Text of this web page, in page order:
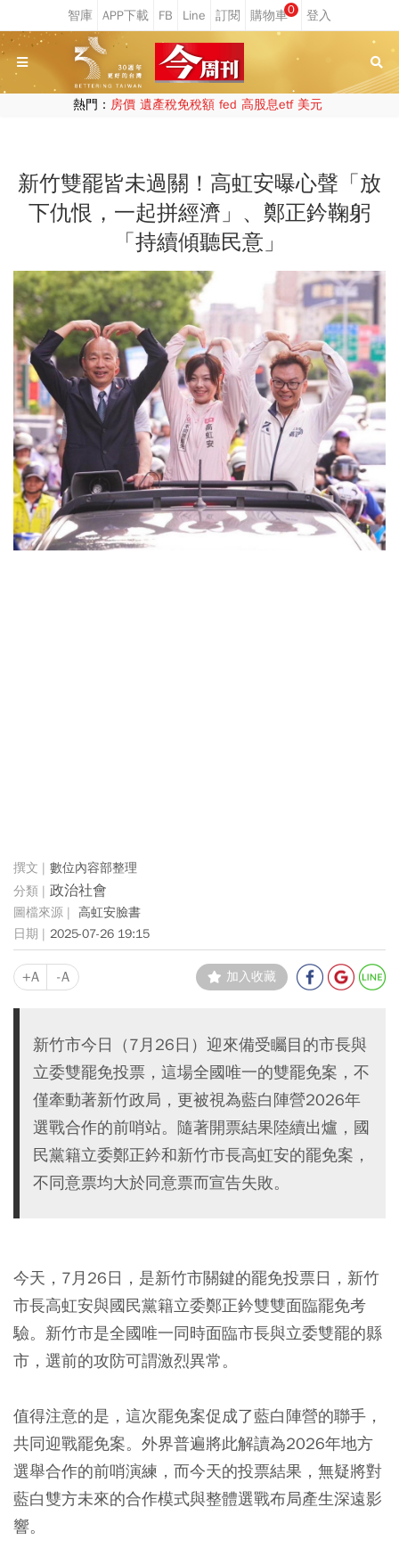
0
熱門： 房價 遺產稅免稅額 fed 高股息etf 美元
新竹雙罷皆未過關！高虹安曝心聲「放
下仇恨，一起拼經濟」、鄭正鈐鞠躬
「持續傾聽民意」
數位內容部整理
政治社會
高虹安臉書
2025-07-26 19:15
+A -A 加入收藏
新竹市今日（7月26日）迎來備受矚目的市長與
立委雙罷免投票，這場全國唯一的雙罷免案，不
僅牽動著新竹政局，更被視為藍白陣營2026年
選戰合作的前哨站。隨著開票結果陸續出爐，國
民黨籍立委鄭正鈐和新竹市長高虹安的罷免案，
不同意票均大於同意票而宣告失敗。
今天，7月26日，是新竹市關鍵的罷免投票日，新竹
市長高虹安與國民黨籍立委鄭正鈐雙雙面臨罷免考
驗。新竹市是全國唯一同時面臨市長與立委雙罷的縣
市，選前的攻防可謂激烈異常。
值得注意的是，這次罷免案促成了藍白陣營的聯手，
共同迎戰罷免案。外界普遍將此解讀為2026年地方
選舉合作的前哨演練，而今天的投票結果，無疑將對
藍白雙方未來的合作模式與整體選戰布局產生深遠影
響。